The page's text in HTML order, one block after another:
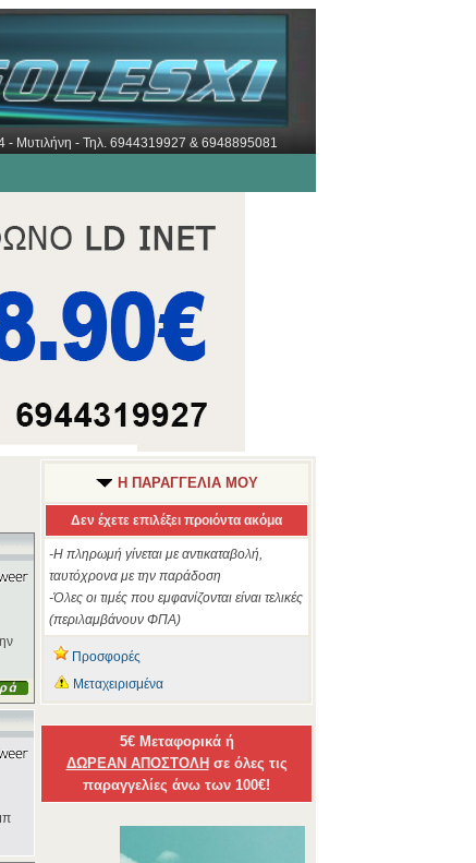
4 - Μυτιλήνη - Τηλ. 6944319927 & 6948895081
Η ΠΑΡΑΓΓΕΛΙΑ ΜΟΥ
Δεν έχετε επιλέξει προιόντα ακόμα
-Η πληρωμή γίνεται με αντικαταβολή,
ταυτόχρονα με την παράδοση
-Όλες οι τιμές που εμφανίζονται είναι τελικές
(περιλαμβάνουν ΦΠΑ)
Προσφορές
Μεταχειρισμένα
5€ Μεταφορικά ή
ΔΩΡΕΑΝ ΑΠΟΣΤΟΛΗ σε όλες τις
παραγγελίες άνω των 100€!